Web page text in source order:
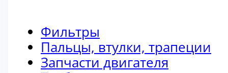
Фильтры
Пальцы, втулки, трапеции
Запчасти двигателя